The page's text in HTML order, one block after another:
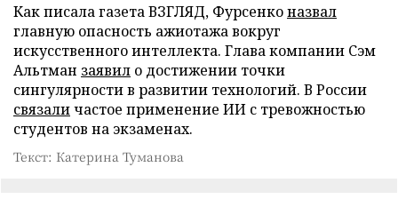
Как писала газета ВЗГЛЯД, Фурсенконазвал
главную опасность ажиотажа вокруг
искусственного интеллекта. Глава компании Сэм
Альтман заявил о достижении точки
сингулярности в развитии технологий. В России
связаличастое применение ИИ с тревожностью
студентов на экзаменах.
Текст: Катерина Туманова